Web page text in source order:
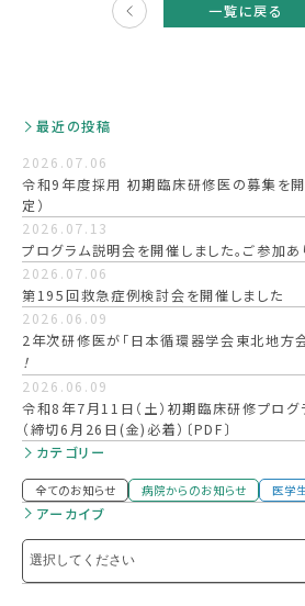
記事
へ
一覧に戻る
最近の投稿
2026.07.06
令和9年度採用 初期臨床研修医の募集を開
定）
2026.07.13
プログラム説明会を開催しました。ご参加あ
2026.07.06
第195回救急症例検討会を開催しました
2026.06.09
2年次研修医が「日本循環器学会東北地方
！
2026.06.09
令和8年7月11日（土）初期臨床研修プログ
（締切6月26日(金)必着）〔PDF〕
カテゴリー
全てのお知らせ 病院からのお知らせ 医学
アーカイブ